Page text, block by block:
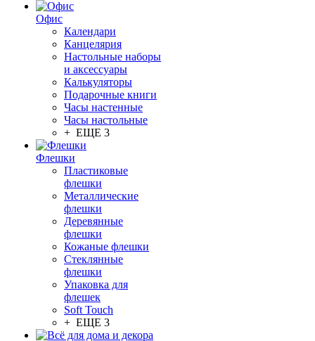
Офис
Календари
Канцелярия
Настольные наборы
и аксессуары
Калькуляторы
Подарочные книги
Часы настенные
Часы настольные
+ ЕЩЕ 3
Флешки
Пластиковые
флешки
Металлические
флешки
Деревянные
флешки
Кожаные флешки
Стеклянные
флешки
Упаковка для
флешек
Soft Touch
+ ЕЩЕ 3